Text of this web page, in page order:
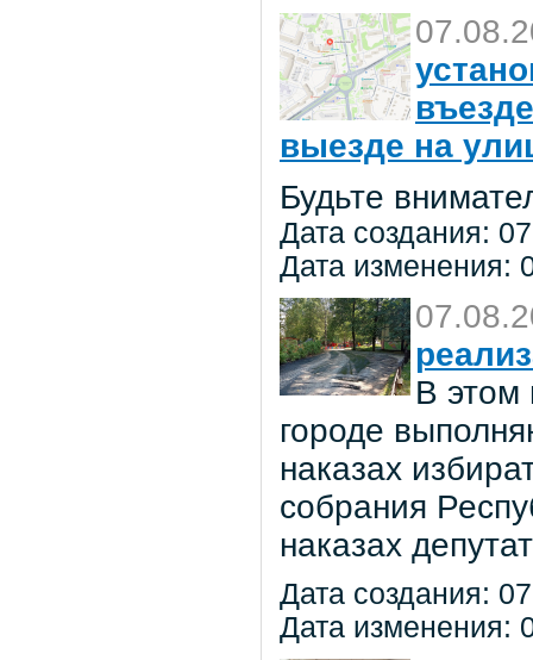
выезде на
Будьте
Дата создания:
Дата изменения:
В этом
городе
наказах
собрания
наказах
Дата создания:
Дата изменения: